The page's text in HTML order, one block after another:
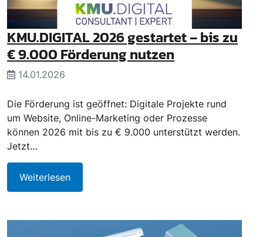
KMU.DIGITAL 2026 gestartet – bis zu
€ 9.000 Förderung nutzen
14.01.2026
Die Förderung ist geöffnet: Digitale Projekte rund
um Website, Online-Marketing oder Prozesse
können 2026 mit bis zu € 9.000 unterstützt werden.
Jetzt…
Weiterlesen